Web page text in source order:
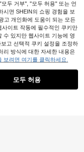
두 거부", "모두 허용" 또는 언
시면 SHEIN의 쇼핑 경험을 보
고 개인화에 도움이 되는 모든
이트 작동에 필수적인 쿠키만
수 있지만 웹사이트 기능에 영
고 선택적 쿠키 설정을 조정하
리 방식에 대한 자세한 내용은
보려면 여기를 클릭하세요.
모두 허용